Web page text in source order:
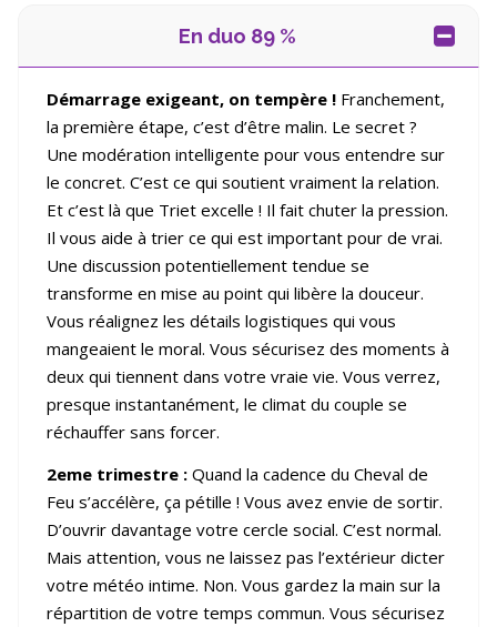
En duo 89 %
Démarrage exigeant, on tempère ! Franchement,
la première étape, c’est d’être malin. Le secret ?
Une modération intelligente pour vous entendre sur
le concret. C’est ce qui soutient vraiment la relation.
Et c’est là que Triet excelle ! Il fait chuter la pression.
Il vous aide à trier ce qui est important pour de vrai.
Une discussion potentiellement tendue se
transforme en mise au point qui libère la douceur.
Vous réalignez les détails logistiques qui vous
mangeaient le moral. Vous sécurisez des moments à
deux qui tiennent dans votre vraie vie. Vous verrez,
presque instantanément, le climat du couple se
réchauffer sans forcer.
2eme trimestre : Quand la cadence du Cheval de
Feu s’accélère, ça pétille ! Vous avez envie de sortir.
D’ouvrir davantage votre cercle social. C’est normal.
Mais attention, vous ne laissez pas l’extérieur dicter
votre météo intime. Non. Vous gardez la main sur la
répartition de votre temps commun. Vous sécurisez